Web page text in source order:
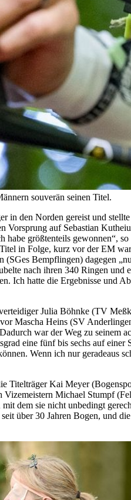
souverän seinen Titel.
in den Norden gereist und
auf Sebastian
größtenteils gewonnen“,
in Folge, kurz vor der EM
Bempflingen) dagegen
nach ihren 340 Ringen
Ich hatte die Ergebnisse
Julia Böhnke (TV
Mascha Heins (SV
war der Weg zu seinem
eine fünf bis sechs auf
Wenn ich nur geradeaus
Titelträger Kai Meyer
Michael Stumpf
dem sie nicht unbedingt
über 30 Jahren Bogen,